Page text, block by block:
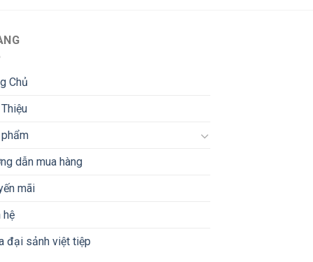
Chủ
dẫn mua hàng
mãi
hệ
đại sảnh việt tiệp